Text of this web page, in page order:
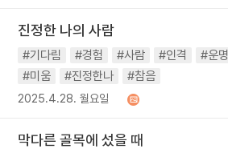
진정한 나의 사람
#기다림 #경험 #사람 #인격 #운명
#미움
#진정한나 #참음
2025.4.28. 월요일
막다른 골목에 섰을 때